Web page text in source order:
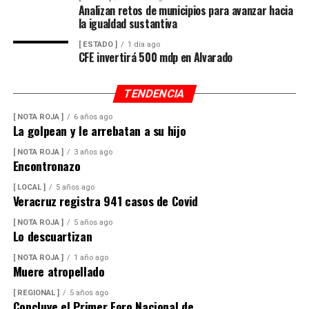
Además de incrementar la capacidad de conducción, la
nueva infraestructura incorpora válvulas y materiales de
operación del sistema y disminuir las afectaciones
derivadas de fallas en la red.
Con esta ampliación, las autoridades municipales buscan
fortalecer la infraestructura hidráulica en las
comunidades rurales y mejorar el acceso al agua potable
para cientos de familias que durante años enfrentaron
un servicio irregular.
Analizan retos de municipios para avanzar hacia
la igualdad sustantiva
[ ESTADO ] 1 día ago
CFE invertirá 500 mdp en Alvarado
TENDENCIA
[ NOTA ROJA ] 6 años ago
La golpean y le arrebatan a su hijo
[ NOTA ROJA ] 3 años ago
Encontronazo
[ LOCAL ] 5 años ago
Veracruz registra 941 casos de Covid
[ NOTA ROJA ] 5 años ago
Lo descuartizan
[ NOTA ROJA ] 1 año ago
Muere atropellado
[ REGIONAL ] 5 años ago